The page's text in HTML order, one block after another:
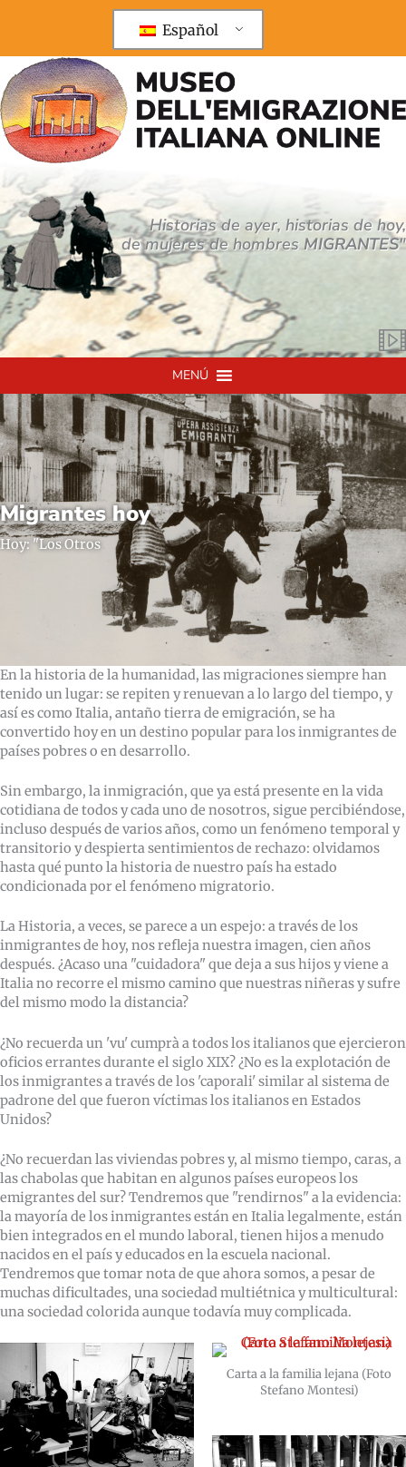
Español
Historias de ayer, historias de hoy,
de mujeres de hombresMIGRANTES"
MENÚ
Migrantes hoy
Hoy: "Los Otros
En la historia de la humanidad, las migraciones siempre han
tenido un lugar: se repiten y renuevan a lo largo del tiempo, y
así es como Italia, antaño tierra de emigración, se ha
convertido hoy en un destino popular para los inmigrantes de
países pobres o en desarrollo.
Sin embargo, la inmigración, que ya está presente en la vida
cotidiana de todos y cada uno de nosotros, sigue percibiéndose,
incluso después de varios años, como un fenómeno temporal y
transitorio y despierta sentimientos de rechazo: olvidamos
hasta qué punto la historia de nuestro país ha estado
condicionada por el fenómeno migratorio.
La Historia, a veces, se parece a un espejo: a través de los
inmigrantes de hoy, nos refleja nuestra imagen, cien años
después. ¿Acaso una "cuidadora" que deja a sus hijos y viene a
Italia no recorre el mismo camino que nuestras niñeras y sufre
del mismo modo la distancia?
¿No recuerda un 'vu' cumprà a todos los italianos que ejercieron
oficios errantes durante el siglo XIX? ¿No es la explotación de
los inmigrantes a través de los 'caporali' similar al sistema de
padrone del que fueron víctimas los italianos en Estados
Unidos?
¿No recuerdan las viviendas pobres y, al mismo tiempo, caras, a
las chabolas que habitan en algunos países europeos los
emigrantes del sur? Tendremos que "rendirnos" a la evidencia:
la mayoría de los inmigrantes están en Italia legalmente, están
bien integrados en el mundo laboral, tienen hijos a menudo
nacidos en el país y educados en la escuela nacional.
Tendremos que tomar nota de que ahora somos, a pesar de
muchas dificultades, una sociedad multiétnica y multicultural:
una sociedad colorida aunque todavía muy complicada.
Carta a la familia lejana (Foto
Stefano Montesi)